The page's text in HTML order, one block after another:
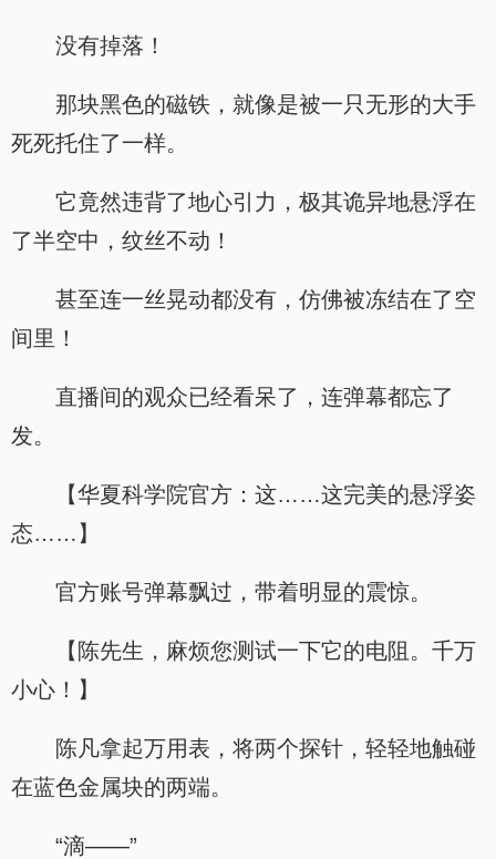
没有掉落！
那块黑色的磁铁，就像是被一只无形的大手
死死托住了一样。
它竟然违背了地心引力，极其诡异地悬浮在
了半空中，纹丝不动！
甚至连一丝晃动都没有，仿佛被冻结在了空
间里！
直播间的观众已经看呆了，连弹幕都忘了
发。
【华夏科学院官方：这……这完美的悬浮姿
态……】
官方账号弹幕飘过，带着明显的震惊。
【陈先生，麻烦您测试一下它的电阻。千万
小心！】
陈凡拿起万用表，将两个探针，轻轻地触碰
在蓝色金属块的两端。
“滴——”